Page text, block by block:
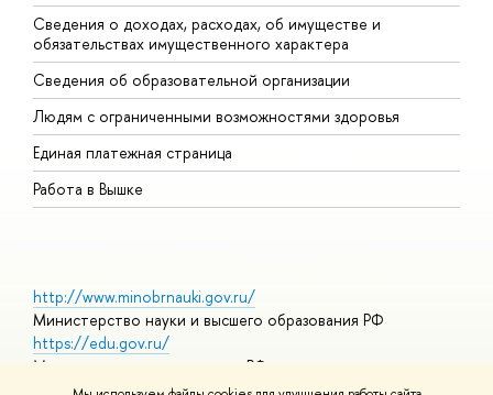
Сведения о доходах, расходах, об имуществе и
обязательствах имущественного характера
Сведения об образовательной организации
Людям с ограниченными возможностями здоровья
Единая платежная страница
Работа в Вышке
http://www.minobrnauki.gov.ru/
Министерство науки и высшего образования РФ
https://edu.gov.ru/
Министерство просвещения РФ
https://elearning.hse.ru/mooc